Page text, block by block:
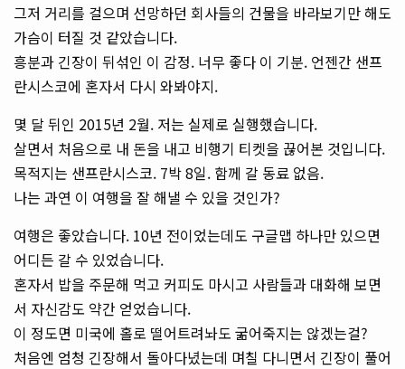
그저 거리를 걸으며 선망하던 회사들의 건물을 바라보기만 해도
가슴이 터질 것 같았습니다.
흥분과 긴장이 뒤섞인 이 감정. 너무 좋다 이 기분. 언젠간 샌프
란시스코에 혼자서 다시 와봐야지.
몇 달 뒤인 2015년 2월. 저는 실제로 실행했습니다.
살면서 처음으로 내 돈을 내고 비행기 티켓을 끊어본 것입니다.
목적지는 샌프란시스코. 7박 8일. 함께 갈 동료 없음.
나는 과연 이 여행을 잘 해낼 수 있을 것인가?
여행은 좋았습니다. 10년 전이었는데도 구글맵 하나만 있으면
어디든 갈 수 있었습니다.
혼자서 밥을 주문해 먹고 커피도 마시고 사람들과 대화해 보면
서 자신감도 약간 얻었습니다.
이 정도면 미국에 홀로 떨어트려놔도 굶어죽지는 않겠는걸?
처음엔 엄청 긴장해서 돌아다녔는데 며칠 다니면서 긴장이 풀어